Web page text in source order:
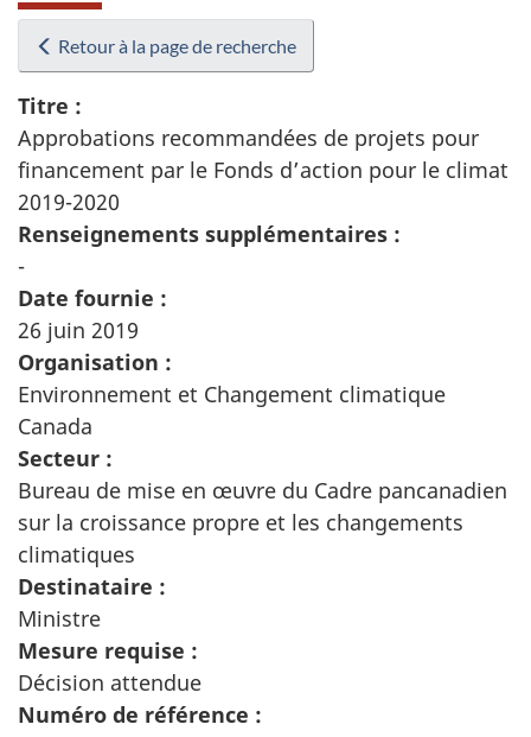
Retour à la page de recherche
Titre :
Approbations recommandées de projets pour
financement par le Fonds d’action pour le climat
2019-2020
Renseignements supplémentaires :
-
Date fournie :
26 juin 2019
Organisation :
Environnement et Changement climatique
Canada
Secteur :
Bureau de mise en œuvre du Cadre pancanadien
sur la croissance propre et les changements
climatiques
Destinataire :
Ministre
Mesure requise :
Décision attendue
Numéro de référence :